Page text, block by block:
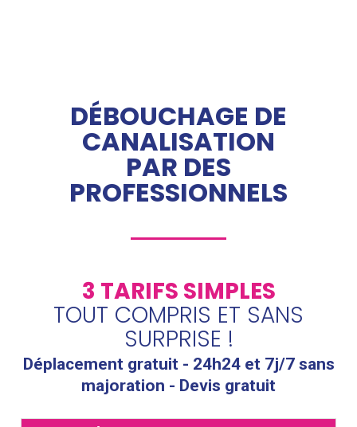
DÉBOUCHAGE DE
CANALISATION
PAR DES
PROFESSIONNELS
3 TARIFS SIMPLES
TOUT COMPRIS ET SANS
SURPRISE !
Déplacement gratuit - 24h24 et 7j/7 sans
majoration - Devis gratuit